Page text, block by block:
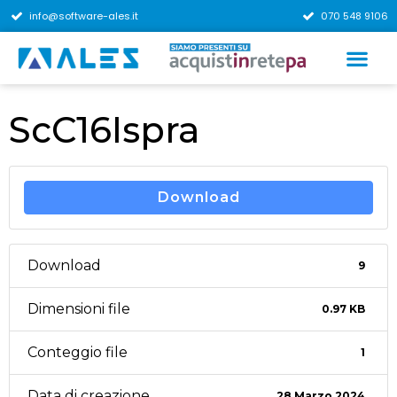
info@software-ales.it 070 548 9106
ScC16Ispra
Download
Download 9
Dimensioni file 0.97 KB
Conteggio file 1